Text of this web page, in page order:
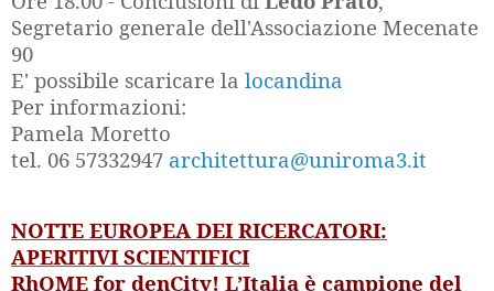
Segretario generale dell'Associazione Mecenate
90
E' possibile scaricare la locandina
Per informazioni:
Pamela Moretto
tel. 06 57332947 architettura@uniroma3.it
NOTTE EUROPEA DEI RICERCATORI:
APERITIVI SCIENTIFICI
RhOME for denCity! L’Italia è campione del